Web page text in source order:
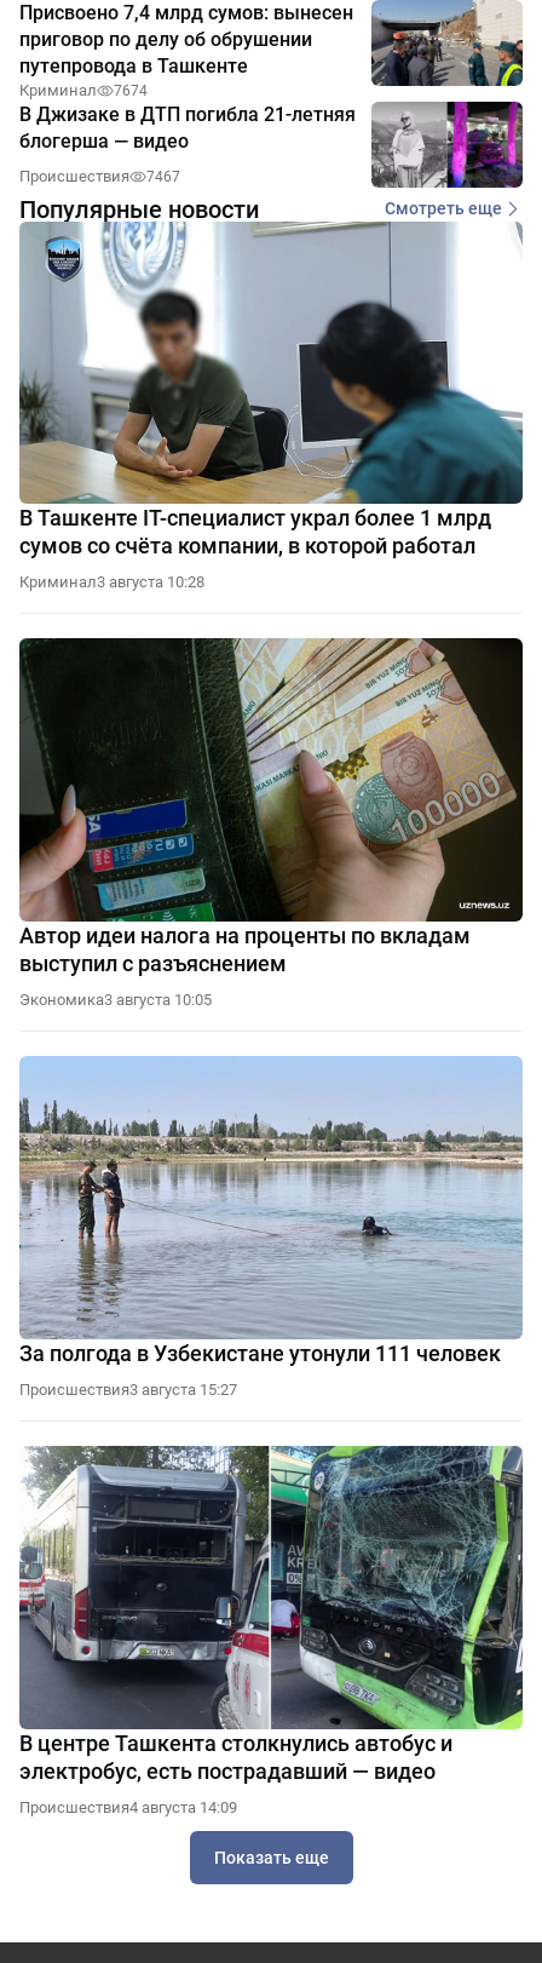
Присвоено 7,4 млрд сумов: вынесен
приговор по делу об обрушении
путепровода в Ташкенте
Криминал 7674
В Джизаке в ДТП погибла 21-летняя
блогерша — видео
Происшествия 7467
Популярные новости Смотреть еще
В Ташкенте IT-специалист украл более 1 млрд
сумов со счёта компании, в которой работал
Криминал3 августа 10:28
Автор идеи налога на проценты по вкладам
выступил с разъяснением
Экономика3 августа 10:05
За полгода в Узбекистане утонули 111 человек
Происшествия3 августа 15:27
В центре Ташкента столкнулись автобус и
электробус, есть пострадавший — видео
Происшествия4 августа 14:09
Показать еще